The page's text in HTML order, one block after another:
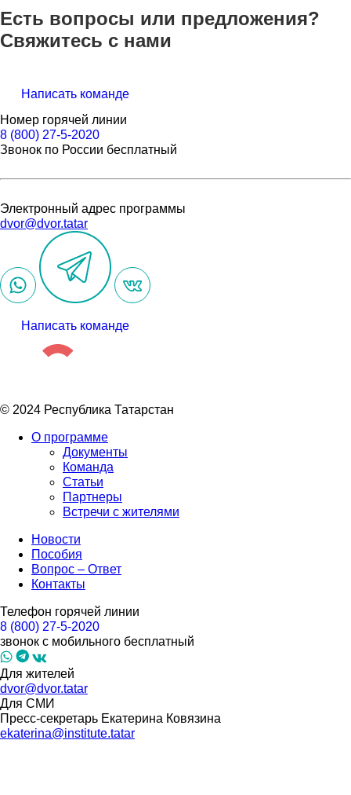
Есть вопросы или предложения?
Свяжитесь с нами
Написать команде
Номер горячей линии
8 (800) 27-5-2020
Звонок по России бесплатный
Электронный адрес программы
dvor@dvor.tatar
Написать команде
© 2024 Республика Татарстан
О программе
Документы
Команда
Статьи
Партнеры
Встречи с жителями
Новости
Пособия
Вопрос – Ответ
Контакты
Телефон горячей линии
8 (800) 27-5-2020
звонок с мобильного бесплатный
Для жителей
dvor@dvor.tatar
Для СМИ
Пресс-секретарь Екатерина Ковязина
ekaterina@institute.tatar